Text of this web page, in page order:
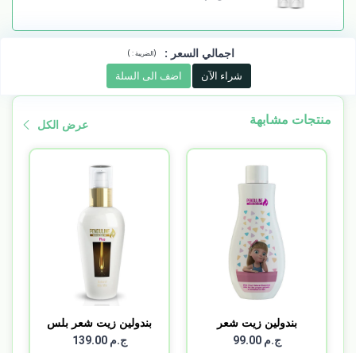
اجمالي السعر :
(الضريبة :)
شراء الآن اضف الى السلة
منتجات مشابهة عرض الكل
بندولين زيت شعر
اطفال ع...
ج.م 99.00
بندولين زيت شعر بلس
120...ج.م 139.00